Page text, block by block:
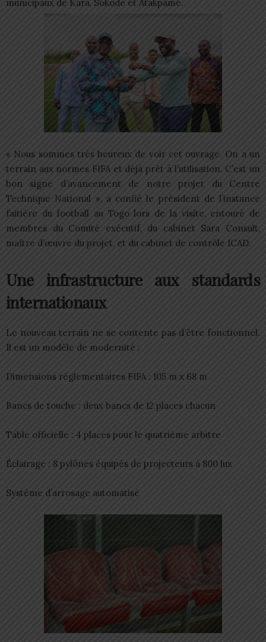
municipaux de Kara, Sokodé et Atakpamé.
« Nous sommes très heureux de voir cet ouvrage. On a un
terrain aux normes FIFA et déjà prêt à l’utilisation. C’est un
bon signe d’avancement de notre projet du Centre
Technique National », a confié le président de l’instance
faitière du football au Togo lors de la visite, entouré de
membres du Comité exécutif, du cabinet Sara Consult,
maître d’œuvre du projet, et du cabinet de contrôle ICAD.
Une infrastructure aux standards
internationaux
Le nouveau terrain ne se contente pas d’être fonctionnel.
Il est un modèle de modernité :
Dimensions réglementaires FIFA : 105 m x 68 m
Bancs de touche : deux bancs de 12 places chacun
Table officielle : 4 places pour le quatrième arbitre
Éclairage : 8 pylônes équipés de projecteurs à 800 lux
Système d’arrosage automatisé